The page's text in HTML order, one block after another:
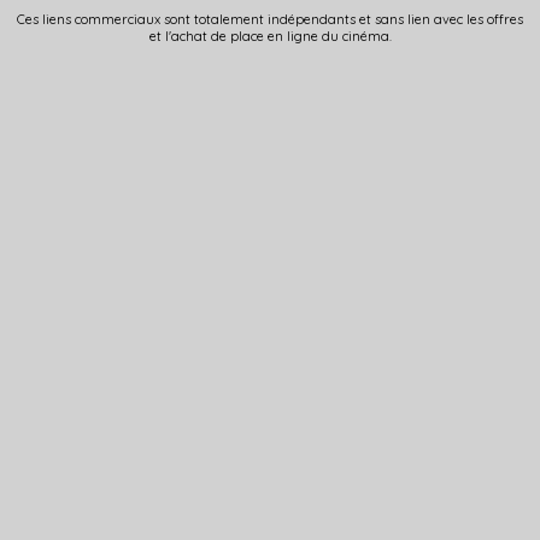
Ces liens commerciaux sont totalement indépendants et sans lien avec les offres
et l'achat de place en ligne du cinéma.